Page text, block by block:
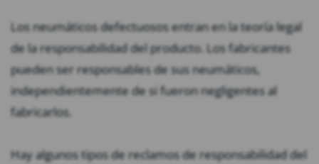
Los neumáticos defectuosos entran en la teoría legal
de la responsabilidad del producto. Los fabricantes
pueden ser responsables de sus neumáticos,
independientemente de si fueron negligentes al
fabricarlos.
Hay algunos tipos de reclamos de responsabilidad del